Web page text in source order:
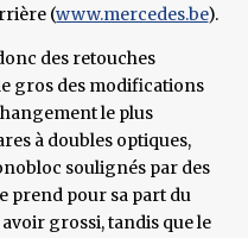
(www.mercedes.be).
des retouches
gros des modifications
le plus
à doubles optiques,
soulignés par des
prend pour sa part du
grossi, tandis que le